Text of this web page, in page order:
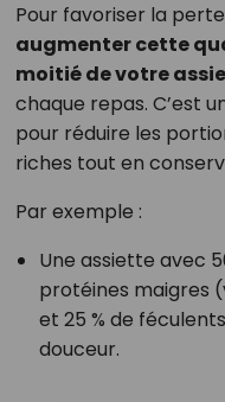
Pour favoriser la
augmenter cette
moitié de votre
chaque repas. C’est
pour réduire les
riches tout en
Par exemple :
Une assiette avec
protéines maigres
et 25 % de
douceur.